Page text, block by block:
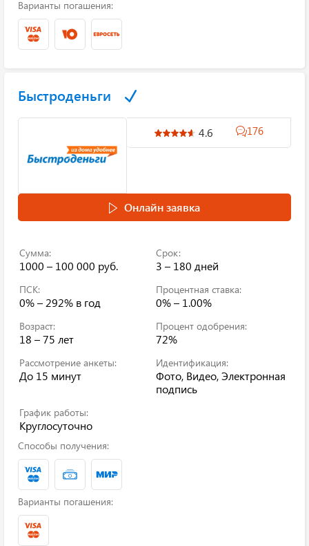
Варианты погашения:
Быстроденьги
4.6 176
Онлайн заявка
Сумма:
1000 – 100 000 руб.
Срок:
3 – 180 дней
ПСК:
0% – 292% в год
Процентная ставка:
0% – 1.00%
Возраст:
18 – 75 лет
Процент одобрения:
72%
Рассмотрение анкеты:
До 15 минут
Идентификация:
Фото, Видео, Электронная
подпись
График работы:
Круглосуточно
Способы получения:
Варианты погашения: